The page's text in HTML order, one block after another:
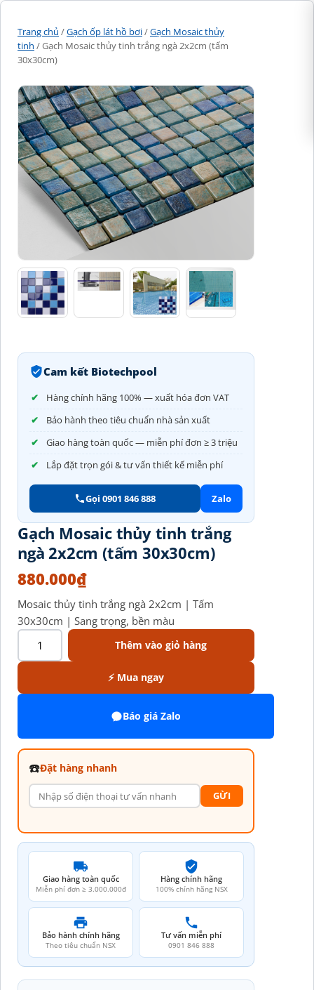
Trang chủ /Gạch ốp lát hồ bơi/Gạch Mosaic thủy
tinh / Gạch Mosaic thủy tinh trắng ngà 2x2cm (tấm
30x30cm)
Cam kết Biotechpool
Hàng chính hãng 100% — xuất hóa đơn VAT
Bảo hành theo tiêu chuẩn nhà sản xuất
Giao hàng toàn quốc — miễn phí đơn ≥ 3 triệu
Lắp đặt trọn gói & tư vấn thiết kế miễn phí
Gọi 0901 846 888 Zalo
Gạch Mosaic thủy tinh trắng
ngà 2x2cm (tấm 30x30cm)
880.000₫
Mosaic thủy tinh trắng ngà 2x2cm | Tấm
30x30cm | Sang trọng, bền màu
Thêm vào giỏ hàng
⚡ Mua ngay
Báo giá Zalo
☎️Đặt hàng nhanh
GỪI
Giao hàng toàn quốc
Miễn phí đơn ≥ 3.000.000đ
Hàng chính hãng
100% chính hãng NSX
Bảo hành chính hãng
Theo tiêu chuẩn NSX
Tư vấn miễn phí
0901 846 888